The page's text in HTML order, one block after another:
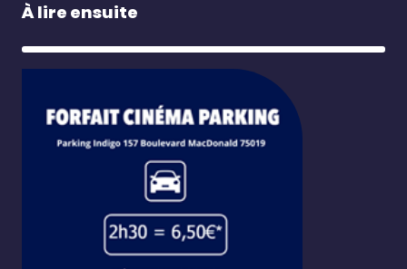
À lire ensuite